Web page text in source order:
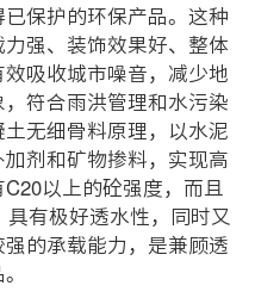
保护的环保产品。这种
强、装饰效果好、整体
吸收城市噪音，减少地
符合雨洪管理和水污染
土无细骨料原理，以水泥
剂和矿物掺料，实现高
以上的砼强度，而且
有极好透水性，同时又
的承载能力，是兼顾透